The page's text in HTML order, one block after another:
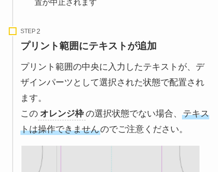
置が中止されます
STEP
プリント範囲にテキストが追加
プリント範囲の中央に入力したテキストが、デ
ザインパーツとして選択された状態で配置され
ます。
この オレンジ枠 の選択状態でない場合、 テキス
トは操作できませんのでご注意ください。